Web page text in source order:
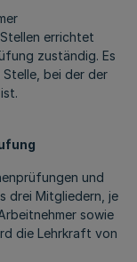
errichtet
zuständig. Es
bei der der
und
drei Mitgliedern, je
sowie
die Lehrkraft von